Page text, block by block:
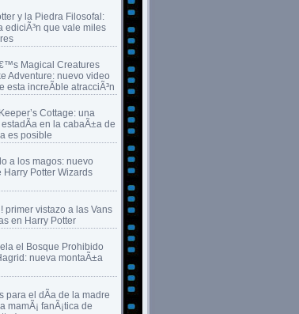
y la Piedra Filosofal:
ediciÃ³n que vale miles
Magical Creatures
Adventure: nuevo video
esta increÃ­ble atracciÃ³n
Cottage: una
estadÃ­a en la cabaÃ±a de
es posible
a los magos: nuevo
Harry Potter Wizards
primer vistazo a las Vans
en Harry Potter
el Bosque Prohibido
nueva montaÃ±a
para el dÃ­a de la madre
mamÃ¡ fanÃ¡tica de